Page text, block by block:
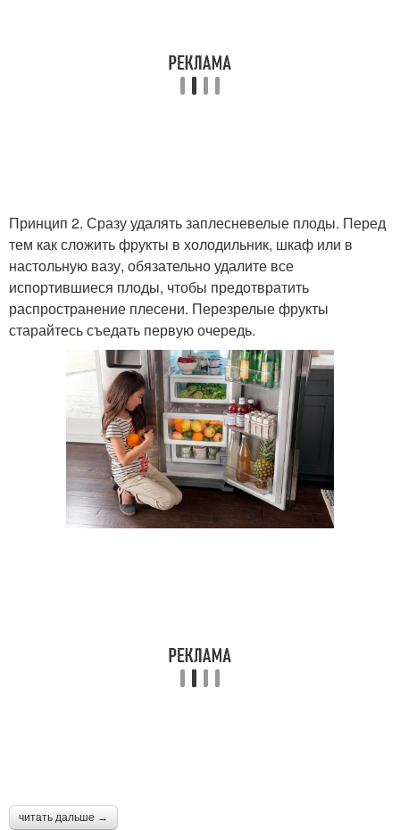
Принцип 2. Сразу удалять заплесневелые плоды. Перед
тем как сложить фрукты в холодильник, шкаф или в
настольную вазу, обязательно удалите все
испортившиеся плоды, чтобы предотвратить
распространение плесени. Перезрелые фрукты
старайтесь съедать первую очередь.
читать дальше →